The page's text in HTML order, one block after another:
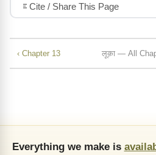
Cite / Share This Page
‹ Chapter 13 लूक़ा — All
Everything we make is